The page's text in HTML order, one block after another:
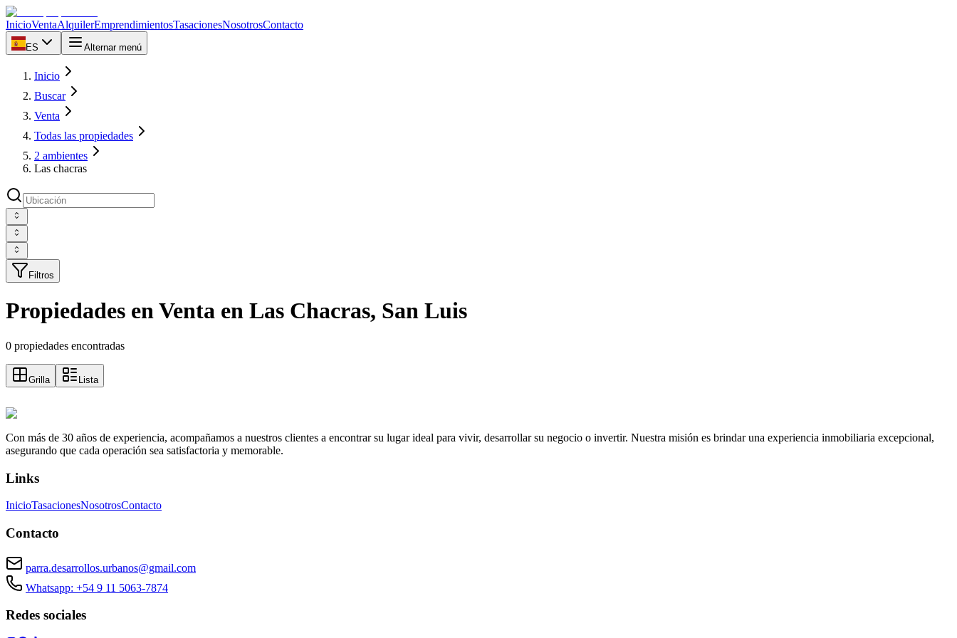
InicioVentaAlquilerEmprendimientosTasacionesNosotrosContacto
ES Alternar menú
Inicio
Buscar
Venta
Todas las propiedades
2 ambientes
Las chacras
Filtros
Propiedades en Venta en Las Chacras, San Luis
0 propiedades encontradas
Grilla Lista
Con más de 30 años de experiencia, acompañamos a nuestros clientes a encontrar su lugar ideal para vivir, desarrollar su negocio o invertir. Nuestra misión es brindar una experiencia inmobiliaria excepcional,
asegurando que cada operación sea satisfactoria y memorable.
Links
InicioTasacionesNosotrosContacto
Contacto
parra.desarrollos.urbanos@gmail.com
Whatsapp: +54 9 11 5063-7874
Redes sociales